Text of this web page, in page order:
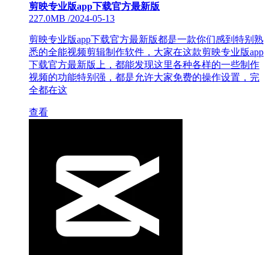
剪映专业版app下载官方最新版
227.0MB /2024-05-13
剪映专业版app下载官方最新版都是一款你们感到特别熟
悉的全能视频剪辑制作软件，大家在这款剪映专业版app
下载官方最新版上，都能发现这里各种各样的一些制作
视频的功能特别强，都是允许大家免费的操作设置，完
全都在这
查看